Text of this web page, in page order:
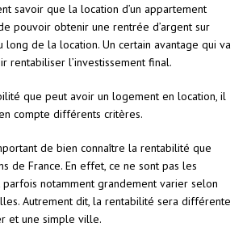
savoir que la location d’un appartement
pouvoir obtenir une rentrée d’argent sur
long de la location. Un certain avantage qui va
rentabiliser l’investissement final.
que peut avoir un logement en location, il
compte différents critères.
de bien connaître la rentabilité que
de France. En effet, ce ne sont pas les
notamment grandement varier selon
Autrement dit, la rentabilité sera différente
et une simple ville.